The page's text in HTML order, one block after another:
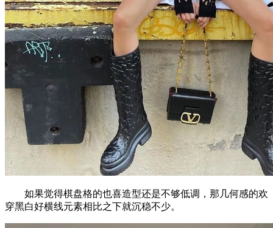
如果觉得棋盘格的也喜造型还是不够低调，那几何感的欢
穿黑白好横线元素相比之下就沉稳不少。